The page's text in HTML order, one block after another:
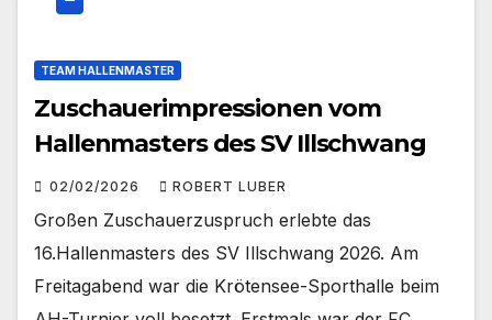
TEAM HALLENMASTER
Zuschauerimpressionen vom
Hallenmasters des SV Illschwang
02/02/2026 ROBERT LUBER
Großen Zuschauerzuspruch erlebte das
16.Hallenmasters des SV Illschwang 2026. Am
Freitagabend war die Krötensee-Sporthalle beim